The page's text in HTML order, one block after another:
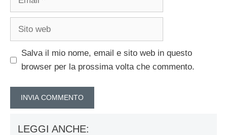
Sito
Salva il mio nome, email e sito web in questo
browser per la prossima volta che commento.
LEGGI ANCHE: